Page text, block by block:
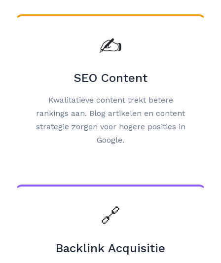
✍️
SEO Content
Kwalitatieve content trekt betere
rankings aan. Blog artikelen en content
strategie zorgen voor hogere posities in
Google.
🔗
Backlink Acquisitie